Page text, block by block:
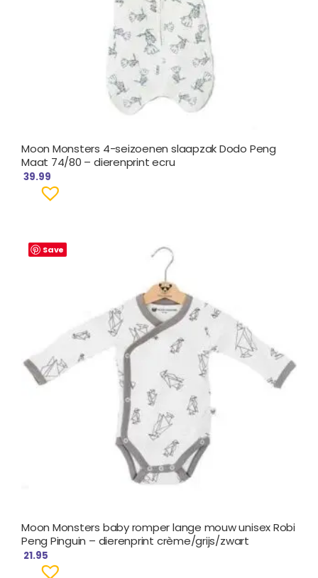
Moon Monsters 4-seizoenen slaapzak Dodo Peng
Maat 74/80 – dierenprint ecru
39.99
Save
Moon Monsters baby romper lange mouw unisex Robi
Peng Pinguin – dierenprint crème/grijs/zwart
21.95